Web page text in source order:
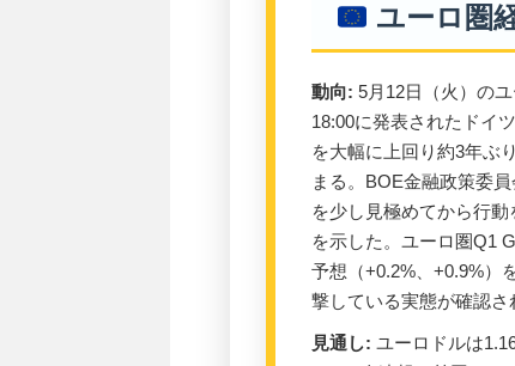
ユーロ圏
動向: 5月12日（火）の
18:00に発表されたドイ
を大幅に上回り約3年ぶ
まる。BOE金融政策委
を少し見極めてから行
を示した。ユーロ圏Q1
予想（+0.2%、+0.9%）
撃している実態が確認さ
見通し: ユーロドルは